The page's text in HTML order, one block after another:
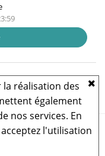
la réalisation des
également
nos services. En
l'utilisation
Résultats 1 - 8 sur8
cliquez ici pour nous